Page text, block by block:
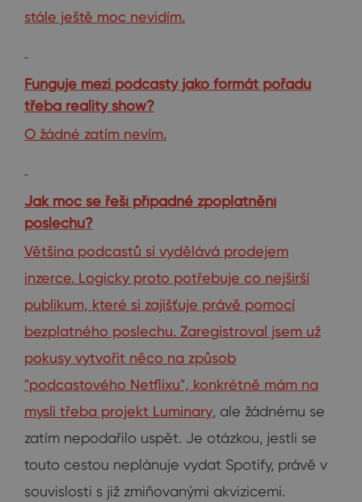
stále ještě moc nevidím.
Funguje mezi podcasty jako formát pořadu
třeba reality show?
O žádné zatím nevím.
Jak moc se řeší případné zpoplatnění
poslechu?
Většina podcastů si vydělává prodejem
inzerce. Logicky proto potřebuje co nejširší
publikum, které si zajišťuje právě pomocí
bezplatného poslechu. Zaregistroval jsem už
pokusy vytvořit něco na způsob
"podcastového Netflixu", konkrétně mám na
mysli třeba projekt Luminary, ale žádnému se
zatím nepodařilo uspět. Je otázkou, jestli se
touto cestou neplánuje vydat Spotify, právě v
souvislosti s již zmiňovanými akvizicemi.